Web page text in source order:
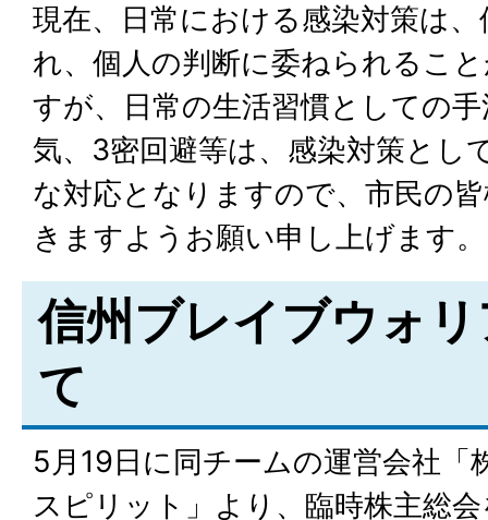
現在、日常における感染対策は
れ、個人の判断に委ねられるこ
すが、日常の生活習慣としての
気、3密回避等は、感染対策とし
な対応となりますので、市民の
きますようお願い申し上げます。
信州ブレイブウォ
て
5月19日に同チームの運営会社「
スピリット」より、臨時株主総